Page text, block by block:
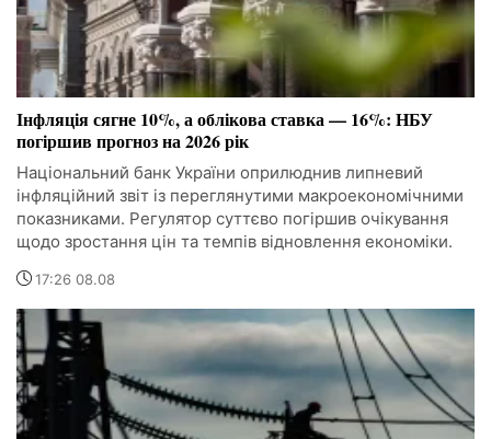
Інфляція сягне 10%, а облікова ставка — 16%: НБУ
погіршив прогноз на 2026 рік
Національний банк України оприлюднив липневий
інфляційний звіт із переглянутими макроекономічними
показниками. Регулятор суттєво погіршив очікування
щодо зростання цін та темпів відновлення економіки.
17:26 08.08